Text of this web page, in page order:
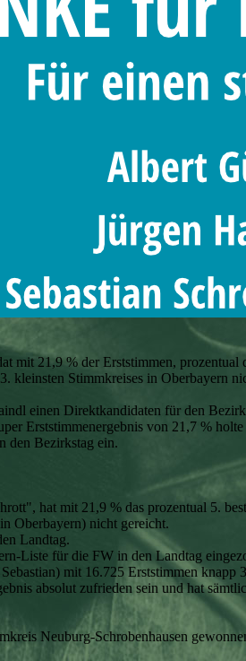
mit 21,9 % der Erststimmen,
kleinsten Stimmkreises in Oberbayern
einen Direktkandidaten für den
Erststimmenergebnis von 21,7 %
den Bezirkstag ein.
hat mit 21,9 % das prozentual 5.
Oberbayern) nicht gereicht.
Landtag.
Liste für die FW in den Landtag
mit 16.725 Erststimmen knapp
absolut zufrieden sein und hat
Neuburg-Schrobenhausen